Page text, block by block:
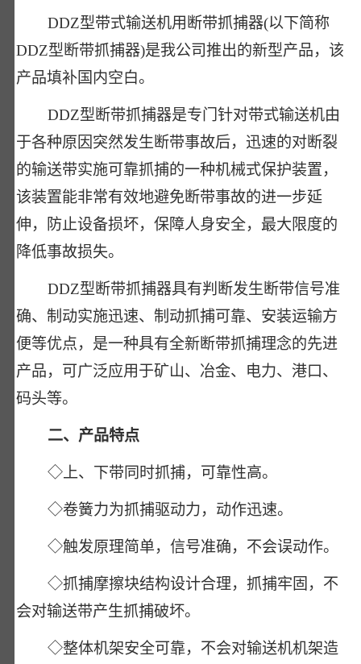
DDZ型带式输送机用断带抓捕器(以下简称
DDZ型断带抓捕器)是我公司推出的新型产品，该
产品填补国内空白。
DDZ型断带抓捕器是专门针对带式输送机由
于各种原因突然发生断带事故后，迅速的对断裂
的输送带实施可靠抓捕的一种机械式保护装置，
该装置能非常有效地避免断带事故的进一步延
伸，防止设备损坏，保障人身安全，最大限度的
降低事故损失。
DDZ型断带抓捕器具有判断发生断带信号准
确、制动实施迅速、制动抓捕可靠、安装运输方
便等优点，是一种具有全新断带抓捕理念的先进
产品，可广泛应用于矿山、冶金、电力、港口、
码头等。
二、产品特点
◇上、下带同时抓捕，可靠性高。
◇卷簧力为抓捕驱动力，动作迅速。
◇触发原理简单，信号准确，不会误动作。
◇抓捕摩擦块结构设计合理，抓捕牢固，不
会对输送带产生抓捕破坏。
◇整体机架安全可靠，不会对输送机机架造